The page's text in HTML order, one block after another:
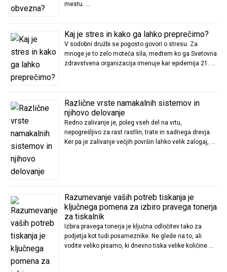
mestu. …
Kaj je stres in kako ga lahko preprečimo?
V sodobni družbi se pogosto govori o stresu. Za
mnoge je to zelo moteča sila, medtem ko ga Svetovna
zdravstvena organizacija imenuje kar epidemija 21. …
Različne vrste namakalnih sistemov in
njihovo delovanje
Redno zalivanje je, poleg vseh del na vrtu,
nepogrešljivo za rast rastlin, trate in sadnega drevja.
Ker pa je zalivanje večjih površin lahko velik zalogaj, …
Razumevanje vaših potreb tiskanja je
ključnega pomena za izbiro pravega tonerja
za tiskalnik
Izbira pravega tonerja je ključna odločitev tako za
podjetja kot tudi posameznike. Ne glede na to, ali
vodite veliko pisarno, ki dnevno tiska velike količine …